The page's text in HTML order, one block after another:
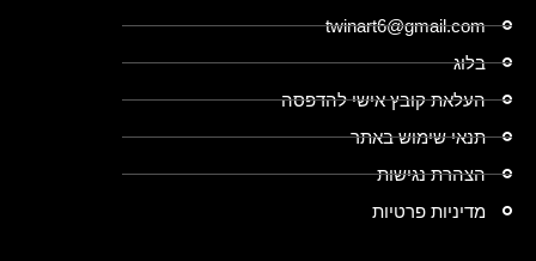
twinart6@gmail.com
בלוג
העלאת קובץ אישי להדפסה
תנאי שימוש באתר
הצהרת נגישות
מדיניות פרטיות